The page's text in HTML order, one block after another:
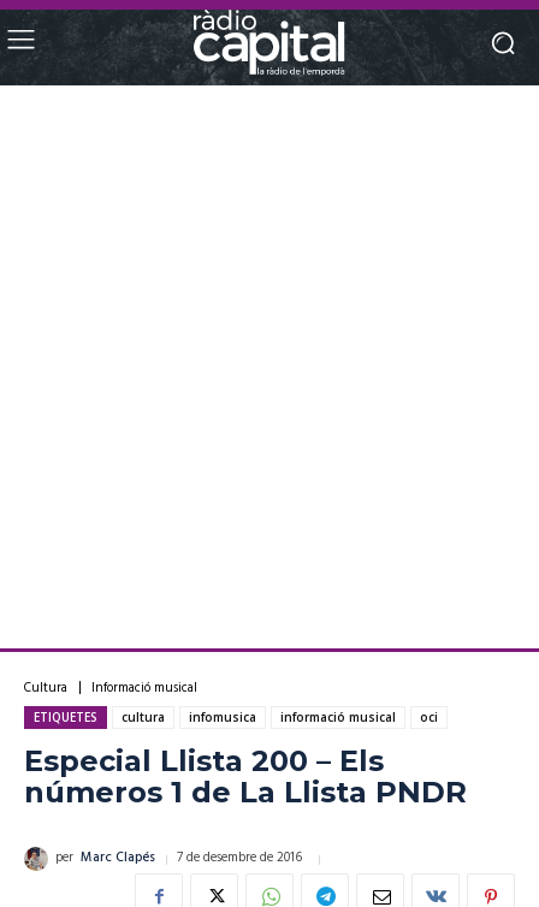
Cultura Informació musical
ETIQUETES cultura infomusica informació musical oci
Especial Llista 200 – Els
números 1 de La Llista PNDR
per Marc Clapés 7 de desembre de 2016